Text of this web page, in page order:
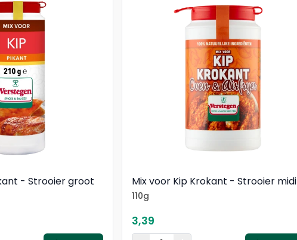
- Strooier groot Mix voor Kip Krokant - Strooier midi
110g
3,39